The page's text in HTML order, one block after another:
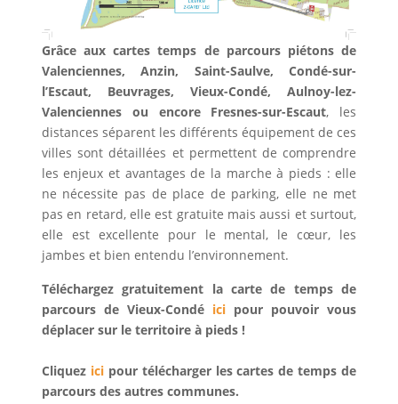
Grâce aux cartes temps de parcours piétons de
Valenciennes, Anzin, Saint-Saulve, Condé-sur-
l’Escaut, Beuvrages, Vieux-Condé, Aulnoy-lez-
Valenciennes ou encore Fresnes-sur-Escaut, les
distances séparent les différents équipement de ces
villes sont détaillées et permettent de comprendre
les enjeux et avantages de la marche à pieds : elle
ne nécessite pas de place de parking, elle ne met
pas en retard, elle est gratuite mais aussi et surtout,
elle est excellente pour le mental, le cœur, les
jambes et bien entendu l’environnement.
Téléchargez gratuitement la carte de temps de
parcours de Vieux-Condé ici pour pouvoir vous
déplacer sur le territoire à pieds !
Cliquez icipour télécharger les cartes de temps de
parcours des autres communes.